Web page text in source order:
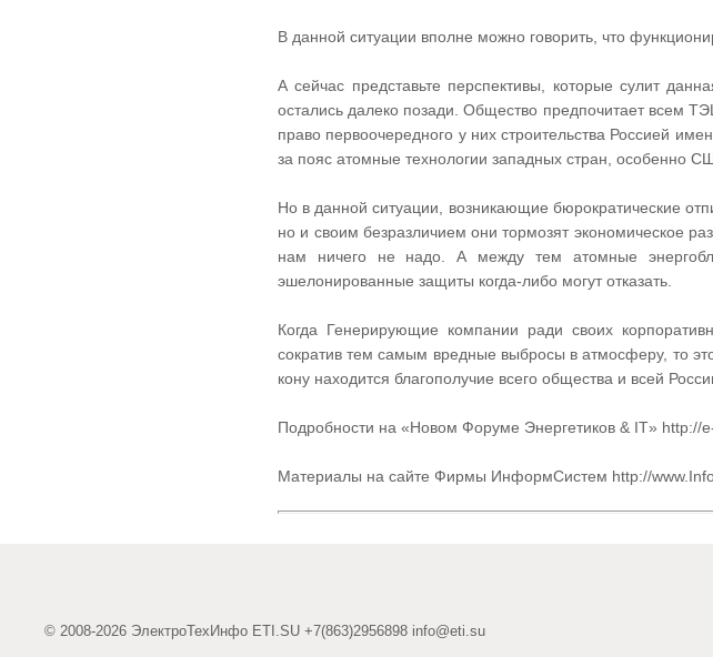
В данной ситуации вполне можно говорить, что
А сейчас представьте перспективы, которые сулит
остались далеко позади. Общество предпочитает всем
право первоочередного у них строительства Россией
за пояс атомные технологии западных стран, особенно
Но в данной ситуации, возникающие бюрократические
но и своим безразличием они тормозят экономическое
нам ничего не надо. А между тем атомные
эшелонированные защиты когда-либо могут отказать.
Когда Генерирующие компании ради своих
сократив тем самым вредные выбросы в атмосферу, то
кону находится благополучие всего общества и всей
Подробности на «Новом Форуме Энергетиков & IT» http://
Материалы на сайте Фирмы ИнформСистем http://
© 2008-2026 ЭлектроТехИнфо ETI.SU +7(863)2956898 info@eti.su